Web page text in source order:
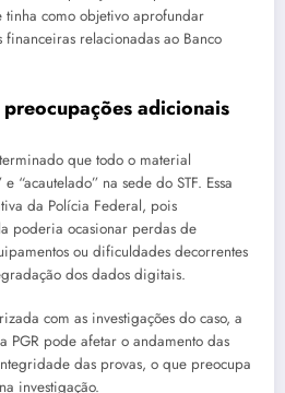
tinha como objetivo aprofundar
financeiras relacionadas ao Banco
adicionais
que todo o material
“acautelado” na sede do STF. Essa
da Polícia Federal, pois
poderia ocasionar perdas de
ou dificuldades decorrentes
dos dados digitais.
com as investigações do caso, a
PGR pode afetar o andamento das
das provas, o que preocupa
investigação.